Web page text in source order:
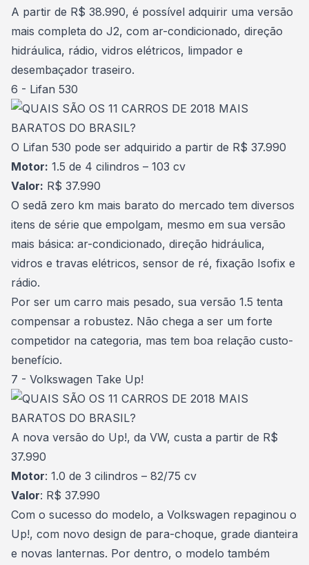
A partir de R$ 38.990, é possível adquirir uma versão
mais completa do J2, com ar-condicionado, direção
hidráulica, rádio, vidros elétricos, limpador e
desembaçador traseiro.
6 - Lifan 530
O Lifan 530 pode ser adquirido a partir de R$ 37.990
Motor: 1.5 de 4 cilindros – 103 cv
Valor: R$ 37.990
O sedã zero km mais barato do mercado tem diversos
itens de série que empolgam, mesmo em sua versão
mais básica: ar-condicionado, direção hidráulica,
vidros e travas elétricos, sensor de ré, fixação Isofix e
rádio.
Por ser um carro mais pesado, sua versão 1.5 tenta
compensar a robustez. Não chega a ser um forte
competidor na categoria, mas tem boa relação custo-
benefício.
7 - Volkswagen Take Up!
A nova versão do Up!, da VW, custa a partir de R$
37.990
Motor: 1.0 de 3 cilindros – 82/75 cv
Valor: R$ 37.990
Com o sucesso do modelo, a Volkswagen repaginou o
Up!, com novo design de para-choque, grade dianteira
e novas lanternas. Por dentro, o modelo também